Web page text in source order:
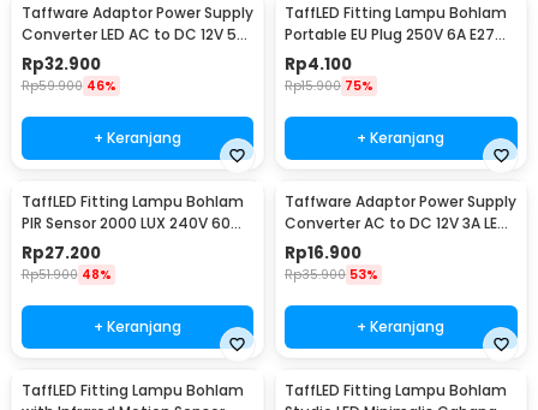
Taffware Adaptor Power Supply
Converter LED AC to DC 12V 5A
60W - 1250
Rp32.900
Rp59.900 46%
+ Keranjang
TaffLED Fitting Lampu Bohlam
Portable EU Plug 250V 6A E27
with Switch - HF-100
Rp4.100
Rp15.900 75%
+ Keranjang
TaffLED Fitting Lampu Bohlam
PIR Sensor 2000 LUX 240V 60W
E27 - SP-150
Rp27.200
Rp51.900 48%
+ Keranjang
Taffware Adaptor Power Supply
Converter AC to DC 12V 3A LED
Strip - DSM-1230
Rp16.900
Rp35.900 53%
+ Keranjang
TaffLED Fitting Lampu Bohlam
TaffLED Fitting Lampu Bohlam